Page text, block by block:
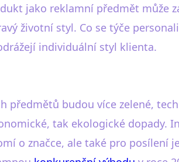
jako reklamní předmět může
životní styl. Co se týče
individuální styl klienta.
předmětů budou více zelené,
tak ekologické dopady.
o značce, ale také pro posílení